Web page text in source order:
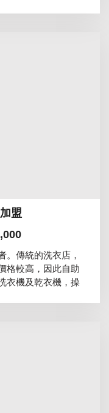
盟
。傳統的洗衣店，
格較高，因此自助
衣機及乾衣機，操